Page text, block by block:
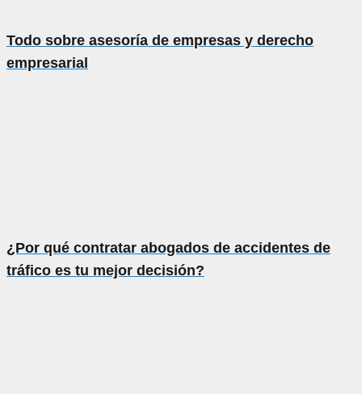
Todo sobre asesoría de empresas y derecho
empresarial
¿Por qué contratar abogados de accidentes de
tráfico es tu mejor decisión?